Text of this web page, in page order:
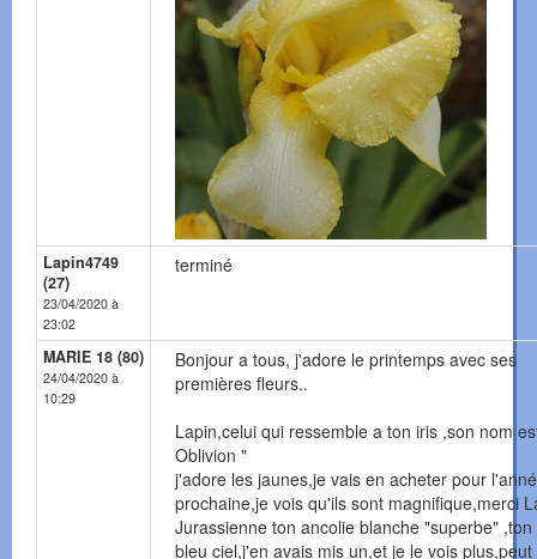
Lapin4749
(27)
23/04/2020 à
23:02
terminé
MARIE 18 (80)
24/04/2020 à
10:29
Bonjour a tous, j'adore le printemps avec ses
premières fleurs..
Lapin,celui qui ressemble a ton iris ,son nom
Oblivion "
j'adore les jaunes,je vais en acheter pour
prochaine,je vois qu'ils sont magnifique,merci
Jurassienne ton ancolie blanche "superbe" ,ton
bleu ciel,j'en avais mis un,et je le vois